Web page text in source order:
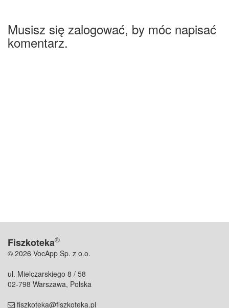
Musisz się zalogować, by móc napisać
komentarz.
Fiszkoteka®
© 2026 VocApp Sp. z o.o.
ul. Mielczarskiego 8 / 58
02-798 Warszawa, Polska
fiszkoteka@fiszkoteka.pl